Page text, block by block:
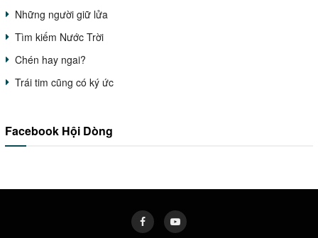
Những người giữ lửa
Tìm kiếm Nước Trời
Chén hay ngai?
Trái tim cũng có ký ức
Facebook Hội Dòng